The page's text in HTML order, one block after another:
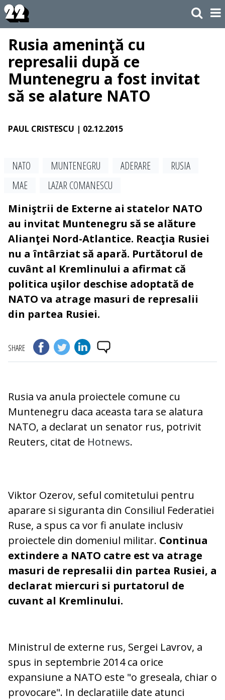
Rusia ameninţă cu
represalii după ce
Muntenegru a fost invitat
să se alature NATO
PAUL CRISTESCU | 02.12.2015
NATO MUNTENEGRU ADERARE
RUSIA
MAE
LAZAR COMANESCU
Miniştrii de Externe ai statelor NATO
au invitat Muntenegru să se alăture
Alianţei Nord-Atlantice. Reacţia Rusiei
nu a întârziat să apară. Purtătorul de
cuvânt al Kremlinului a afirmat că
politica uşilor deschise adoptată de
NATO va atrage masuri de represalii
din partea Rusiei.
SHARE
Rusia va anula proiectele comune cu
Muntenegru daca aceasta tara se alatura
NATO, a declarat un senator rus, potrivit
Reuters, citat de Hotnews.
Viktor Ozerov, seful comitetului pentru
aparare si siguranta din Consiliul Federatiei
Ruse, a spus ca vor fi anulate inclusiv
proiectele din domeniul militar. Continua
extindere a NATO catre est va atrage
masuri de represalii din partea Rusiei, a
declarat miercuri si purtatorul de
cuvant al Kremlinului.
Ministrul de externe rus, Sergei Lavrov, a
spus in septembrie 2014 ca orice
expansiune a NATO este "o greseala, chiar o
provocare". In declaratiile date atunci